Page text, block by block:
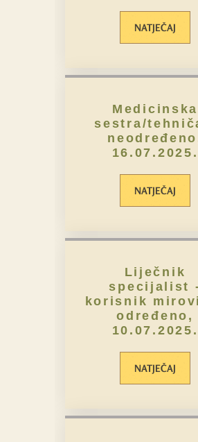
NATJEČAJ
Medicinska
sestra/
16.07.2025.
NATJEČAJ
Liječnik
specijalist
korisnik
određeno,
10.07.2025.
NATJEČAJ